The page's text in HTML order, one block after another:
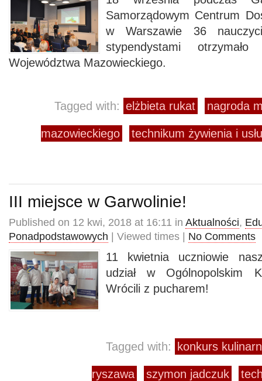
Samorządowym Centrum
w Warszawie 36
stypendystami
Województwa Mazowieckiego.
Tagged with: elżbieta rukat nagroda
mazowieckiego technikum żywienia i
III miejsce w Garwolinie!
Published on 12 kwi, 2018 at 16:11 in Aktualności,
Ponadpodstawowych | Viewed times | No Comments
11 kwietnia uczniowie
udział w Ogólnopolskim
Wrócili z pucharem!
Tagged with: konkurs
ryszawa szymon jadczuk